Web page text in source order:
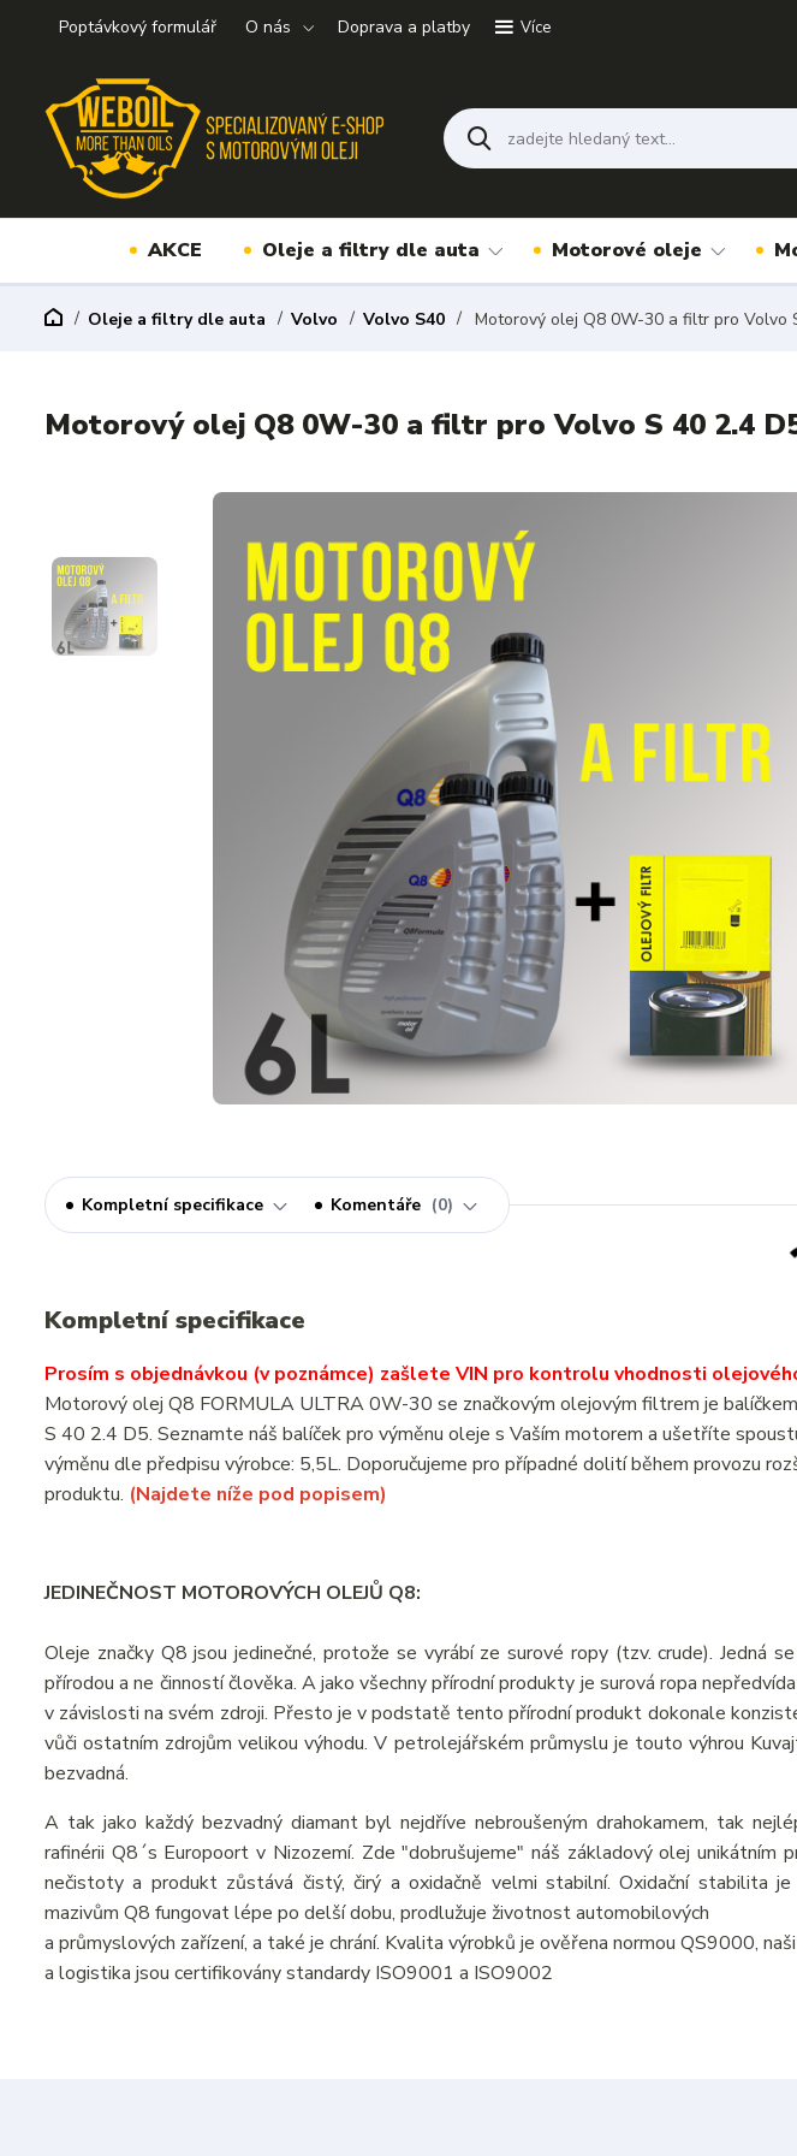
Poptávkový formulář O nás Doprava a platby Více
AKCE Oleje a filtry dle auta Motorové oleje
Oleje a filtry dle auta Volvo Volvo S40 Motorový olej Q8 0W-30 a filtr pro Volvo
Motorový olej Q8 0W-30 a filtr pro Volvo S 40 2.4
Kompletní specifikace Komentáře 0
Kompletní specifikace
Prosím s objednávkou (v poznámce) zašlete VIN pro kontrolu vhodnosti
Motorový olej Q8 FORMULA ULTRA 0W-30 se značkovým olejovým filtrem je
S 40 2.4 D5. Seznamte náš balíček pro výměnu oleje s Vaším motorem a ušetříte
výměnu dle předpisu výrobce: 5,5L. Doporučujeme pro případné dolití během provozu
produktu. (Najdete níže pod popisem)
JEDINEČNOST MOTOROVÝCH OLEJŮ Q8:
Oleje značky Q8 jsou jedinečné, protože se vyrábí ze surové ropy (tzv. crude). Jedná
přírodou a ne činností člověka. A jako všechny přírodní produkty je surová ropa
v závislosti na svém zdroji. Přesto je v podstatě tento přírodní produkt dokonale
vůči ostatním zdrojům velikou výhodu. V petrolejářském průmyslu je touto výhrou
bezvadná.
A tak jako každý bezvadný diamant byl nejdříve nebroušeným drahokamem, tak
rafinérii Q8´s Europoort v Nizozemí. Zde "dobrušujeme" náš základový olej unikátním
nečistoty a produkt zůstává čistý, čirý a oxidačně velmi stabilní. Oxidační stabilita je
mazivům Q8 fungovat lépe po delší dobu, prodlužuje životnost automobilových
a průmyslových zařízení, a také je chrání. Kvalita výrobků je ověřena normou QS9000,
a logistika jsou certifikovány standardy ISO9001 a ISO9002